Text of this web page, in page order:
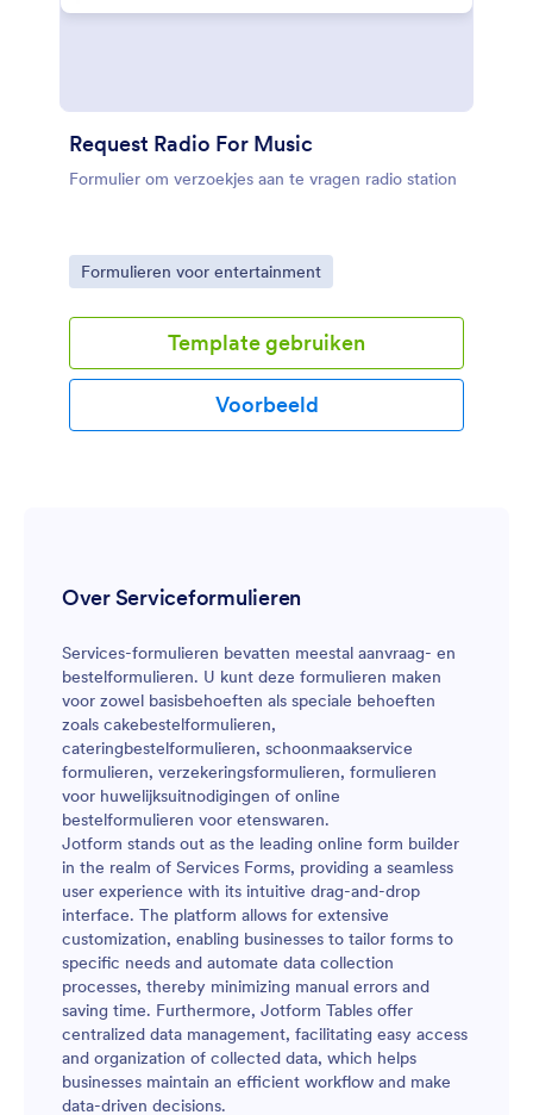
je je eigen CSS-stijlen aan de formuliertemplate
template aan je wensen voldoet, kun je het
formulier via een link delen of in vrijwel elke website
insluiten.
Request Radio For Music
Formulier om verzoekjes aan te vragen radio station
Go to Category:
Formulieren voor entertainment
Template gebruiken
Voorbeeld
Over Serviceformulieren
Services-formulieren bevatten meestal aanvraag- en
bestelformulieren. U kunt deze formulieren maken
voor zowel basisbehoeften als speciale behoeften
zoals cakebestelformulieren,
cateringbestelformulieren, schoonmaakservice
formulieren, verzekeringsformulieren, formulieren
voor huwelijksuitnodigingen of online
bestelformulieren voor etenswaren.
Jotform stands out as the leading online form builder
in the realm of Services Forms, providing a seamless
user experience with its intuitive drag-and-drop
interface. The platform allows for extensive
customization, enabling businesses to tailor forms to
specific needs and automate data collection
processes, thereby minimizing manual errors and
saving time. Furthermore, Jotform Tables offer
centralized data management, facilitating easy access
and organization of collected data, which helps
businesses maintain an efficient workflow and make
data-driven decisions.